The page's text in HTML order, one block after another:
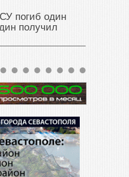
погиб один
получил